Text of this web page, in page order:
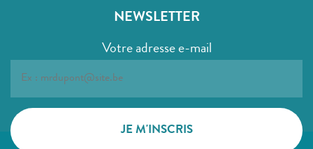
NEWSLETTER
Votre adresse e-mail